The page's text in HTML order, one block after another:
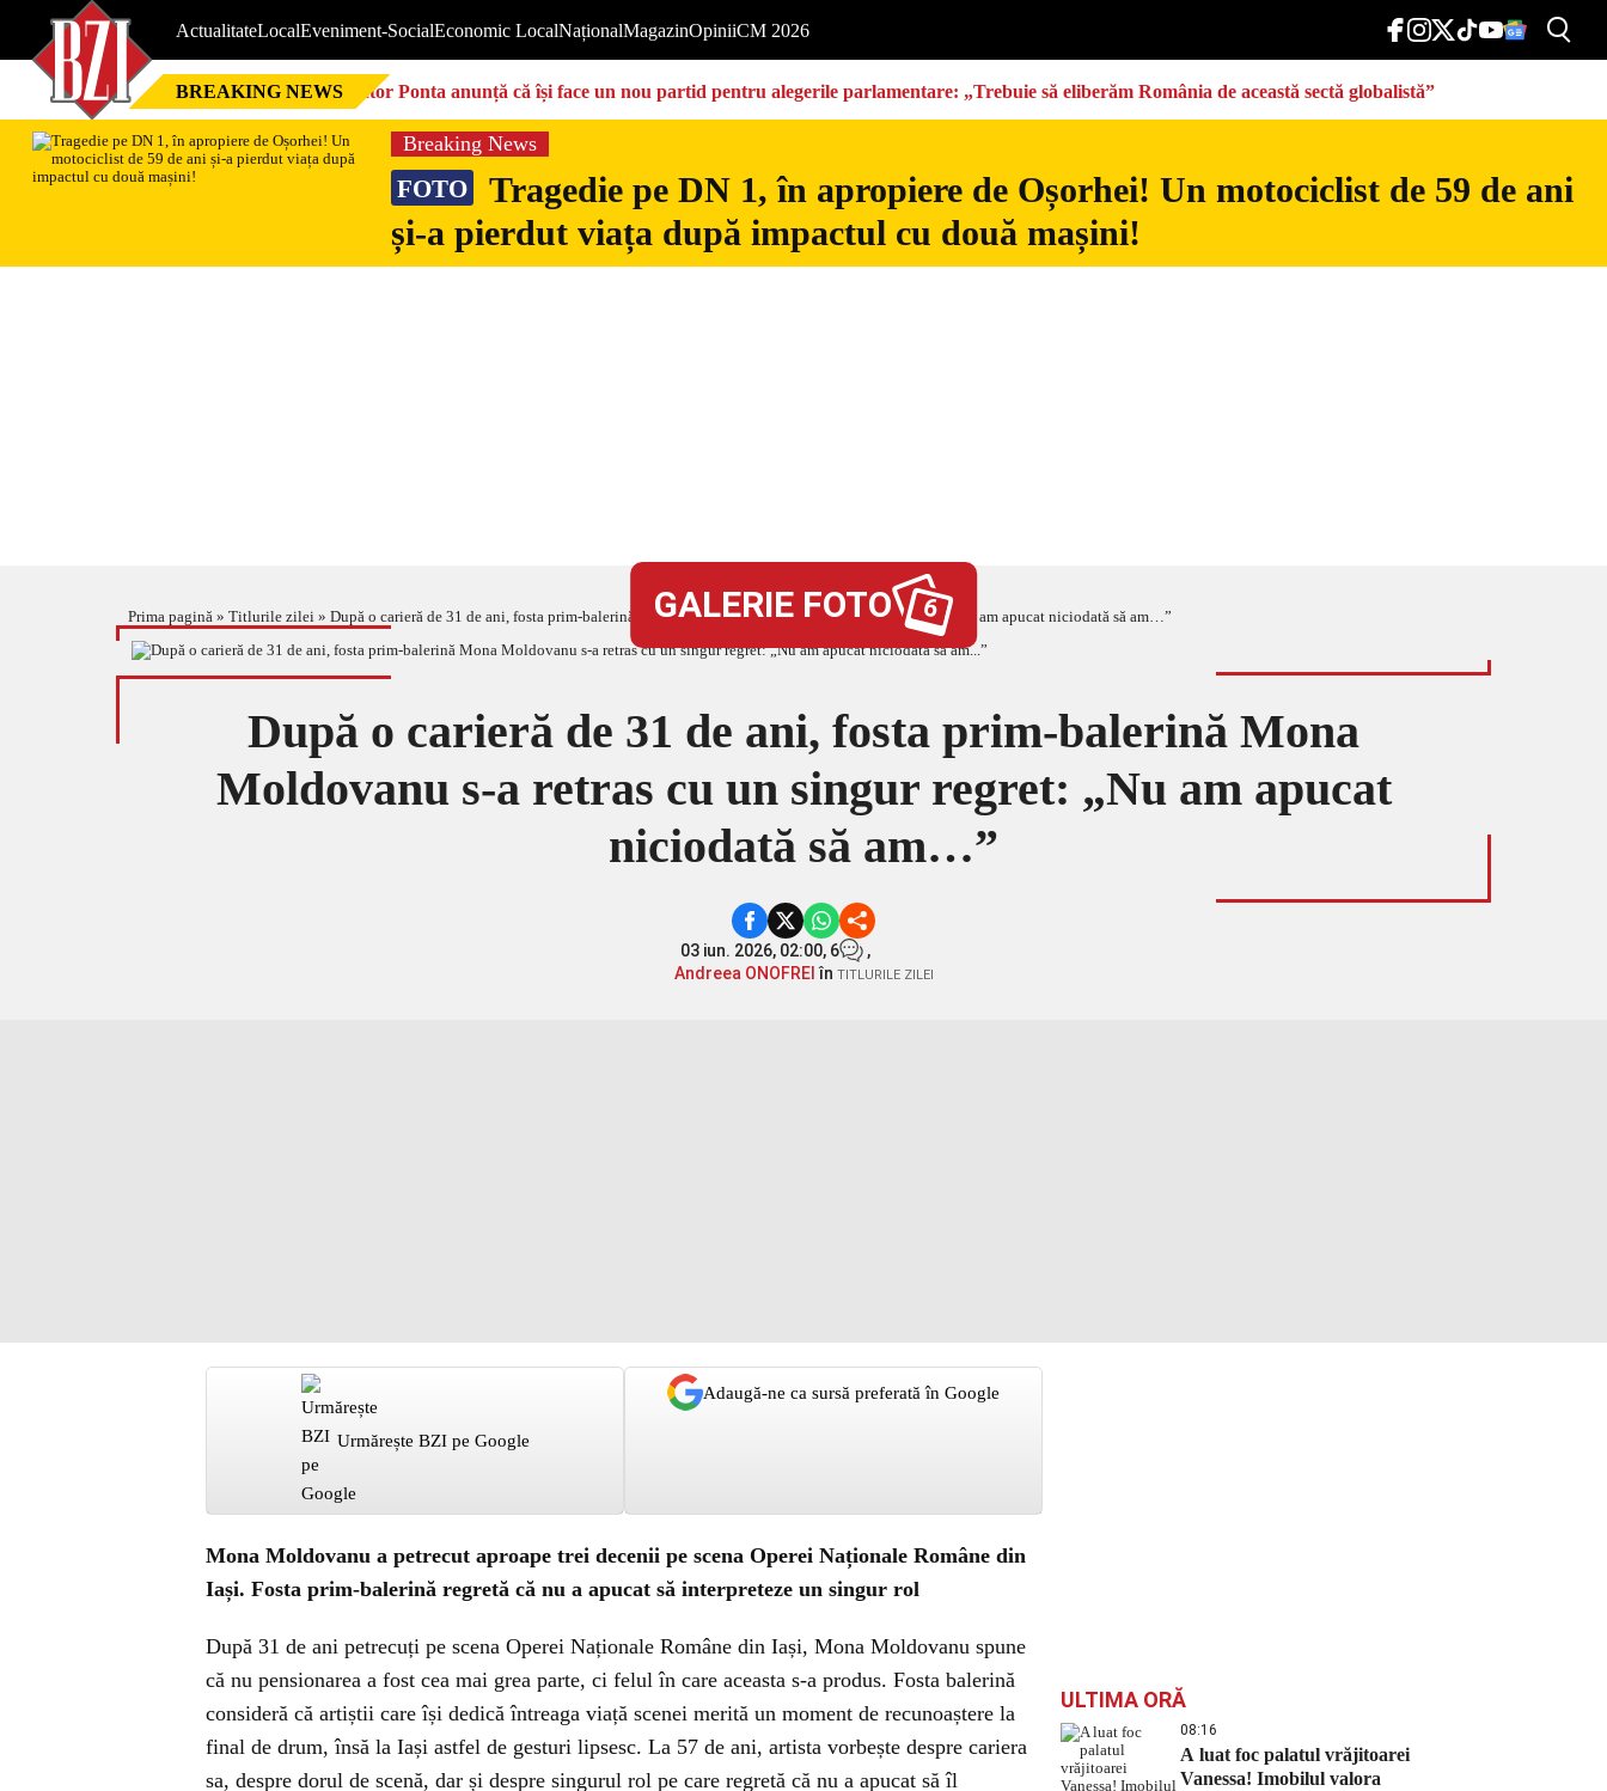
ActualitateLocalEveniment-SocialEconomic LocalNaționalMagazinOpiniiCM 2026
BREAKING NEWS Victor Ponta anunță că își face un nou partid pentru alegerile parlamentare: „Trebuie să eliberăm România de această sectă globalistă”
Breaking News
FOTO
Tragedie pe DN 1, în apropiere de Oșorhei! Un motociclist de 59 de ani
și-a pierdut viața după impactul cu două mașini!
Prima pagină » Titlurile zilei » După o carieră de 31 de ani, fosta prim-balerină Mona Moldovanu s-a retras cu un singur regret: „Nu am apucat niciodată să am…”
GALERIE FOTO 6
După o carieră de 31 de ani, fosta prim-balerină Mona
Moldovanu s-a retras cu un singur regret: „Nu am apucat
niciodată să am…”
03 iun. 2026, 02:00, 6
,
Andreea ONOFREI în TITLURILE ZILEI
Urmărește BZI pe Google
Adaugă-ne ca sursă preferată în Google
Mona Moldovanu a petrecut aproape trei decenii pe scena Operei Naționale Române din
Iași. Fosta prim-balerină regretă că nu a apucat să interpreteze un singur rol
După 31 de ani petrecuți pe scena Operei Naționale Române din Iași, Mona Moldovanu spune
că nu pensionarea a fost cea mai grea parte, ci felul în care aceasta s-a produs. Fosta balerină
consideră că artiștii care își dedică întreaga viață scenei merită un moment de recunoaștere la
final de drum, însă la Iași astfel de gesturi lipsesc. La 57 de ani, artista vorbește despre cariera
sa, despre dorul de scenă, dar și despre singurul rol pe care regretă că nu a apucat să îl
ULTIMA ORĂ
08:16
A luat foc palatul vrăjitoarei
Vanessa! Imobilul valora